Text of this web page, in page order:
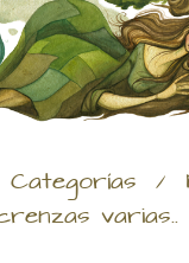
Categorías /
varias..